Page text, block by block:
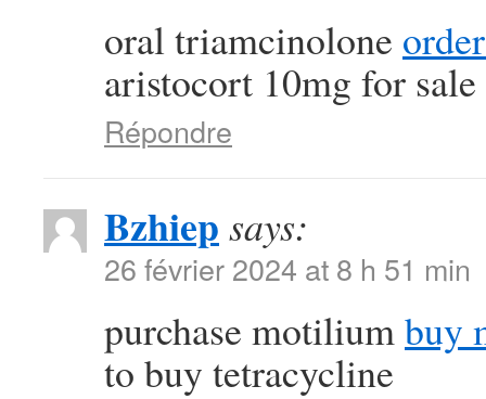
oral triamcinolone
aristocort 10mg for sale
Répondre
Bzhiep says:
26 février 2024 at 8 h 51 min
purchase motiliumbuy
to buy tetracycline